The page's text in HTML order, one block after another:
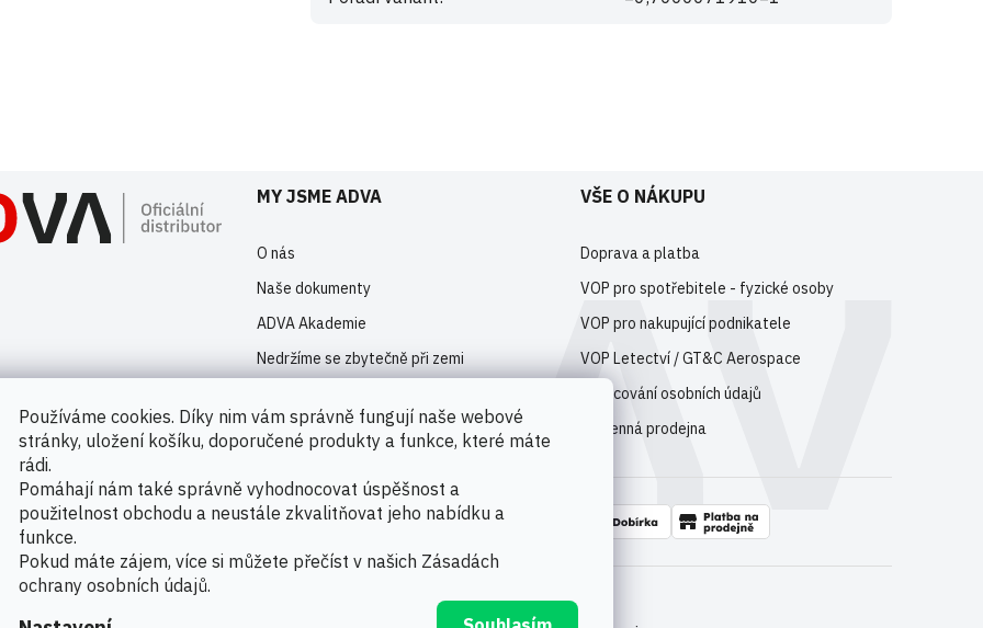
Používáme cookies. Díky nim vám správně fungují naše webové
stránky, uložení košíku, doporučené produkty a funkce, které máte
rádi.
Pomáhají nám také správně vyhodnocovat úspěšnost a
použitelnost obchodu a neustále zkvalitňovat jeho nabídku a
funkce.
Pokud máte zájem, více si můžete přečíst v našich Zásadách
ochrany osobních údajů.
MY JSME ADVA
O nás
Naše dokumenty
ADVA Akademie
Nedržíme se zbytečně při zemi
Novinky
VŠE O NÁKUPU
Doprava a platba
VOP pro spotřebitele - fyzické osoby
VOP pro nakupující podnikatele
VOP Letectví / GT&C Aerospace
Zpracování osobních údajů
Kamenná prodejna
Možnosti platby
. Všechna práva vyhrazena.